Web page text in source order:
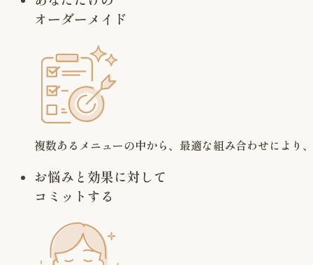
オーダーメイド
複数あるメニューの中から、最適な組み合わせにより
お悩みと効果に対して
コミットする